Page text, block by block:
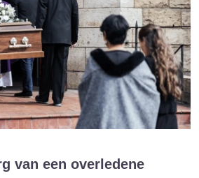
van een overledene